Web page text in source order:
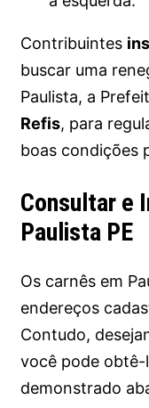
Contribuintes
buscar uma
Paulista, a
Refis, para
boas condições
Consultar e
Paulista PE
Os carnês em
endereços
Contudo,
você pode
demonstrado